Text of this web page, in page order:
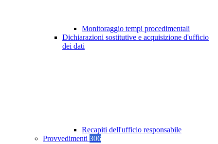
Monitoraggio tempi procedimentali
Dichiarazioni sostitutive e acquisizione d'ufficio
dei dati
Recapiti dell'ufficio responsabile
Provvedimenti 306